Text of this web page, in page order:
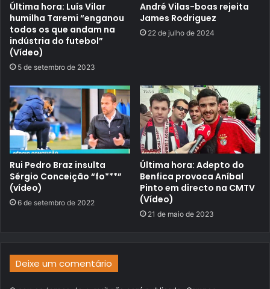
Última hora: Luís Vilar
humilha Taremi “enganou
todos os que andam na
indústria do futebol”
(Vídeo)
5 de setembro de 2023
André Vilas-boas rejeita
James Rodriguez
22 de julho de 2024
Rui Pedro Braz insulta
Sérgio Conceição “fo***”
(vídeo)
6 de setembro de 2022
Última hora: Adepto do
Benfica provoca Aníbal
Pinto em directo na CMTV
(Vídeo)
21 de maio de 2023
Deixe um comentário